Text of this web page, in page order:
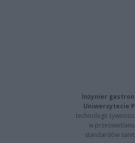
Inżynier
Uniwersytecie
technologii
w
standardów